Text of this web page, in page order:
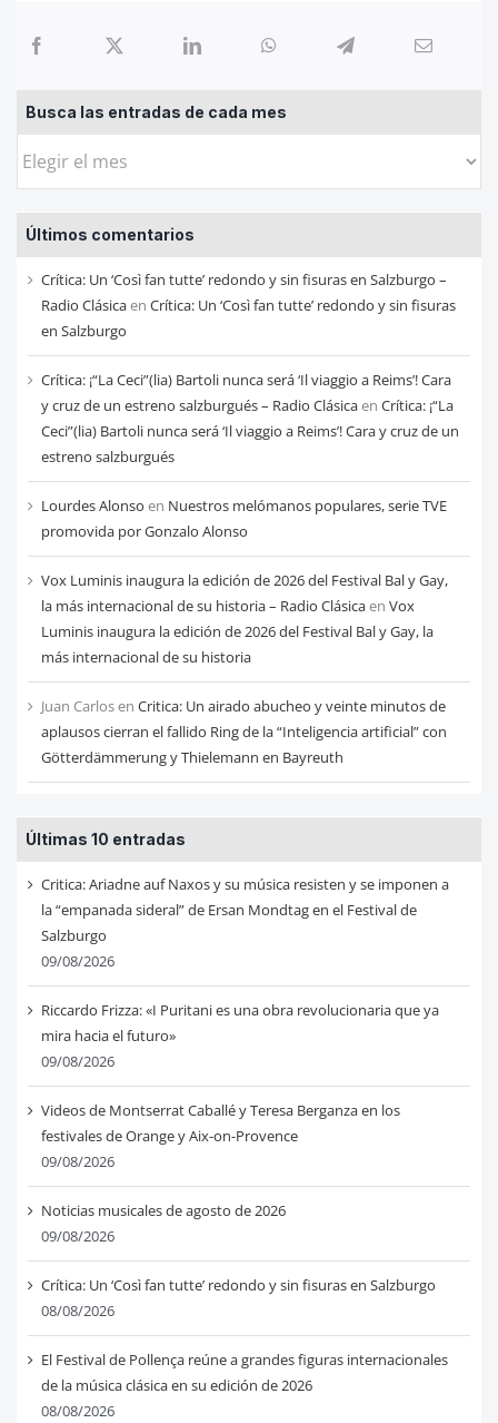
Busca las entradas de cada mes
Busca
entradas
de
cada
mes
Últimos comentarios
Crítica: Un ‘Così fan tutte’ redondo y sin fisuras en Salzburgo –
Radio Clásicaen Crítica: Un ‘Così fan tutte’ redondo y sin fisuras
en Salzburgo
Crítica: ¡“La Ceci”(lia) Bartoli nunca será ‘Il viaggio a Reims’! Cara
y cruz de un estreno salzburgués – Radio Clásicaen Crítica: ¡“La
Ceci”(lia) Bartoli nunca será ‘Il viaggio a Reims’! Cara y cruz de un
estreno salzburgués
Lourdes Alonso en Nuestros melómanos populares, serie TVE
promovida por Gonzalo Alonso
Vox Luminis inaugura la edición de 2026 del Festival Bal y Gay,
la más internacional de su historia – Radio Clásicaen Vox
Luminis inaugura la edición de 2026 del Festival Bal y Gay, la
más internacional de su historia
Juan Carlosen Critica: Un airado abucheo y veinte minutos de
aplausos cierran el fallido Ring de la “Inteligencia artificial” con
Götterdämmerung y Thielemann en Bayreuth
Últimas 10 entradas
Critica: Ariadne auf Naxos y su música resisten y se imponen a
la “empanada sideral” de Ersan Mondtag en el Festival de
Salzburgo
09/08/2026
Riccardo Frizza: «I Puritani es una obra revolucionaria que ya
mira hacia el futuro»
09/08/2026
Videos de Montserrat Caballé y Teresa Berganza en los
festivales de Orange y Aix-on-Provence
09/08/2026
Noticias musicales de agosto de 2026
09/08/2026
Crítica: Un ‘Così fan tutte’ redondo y sin fisuras en Salzburgo
08/08/2026
El Festival de Pollença reúne a grandes figuras internacionales
de la música clásica en su edición de 2026
08/08/2026